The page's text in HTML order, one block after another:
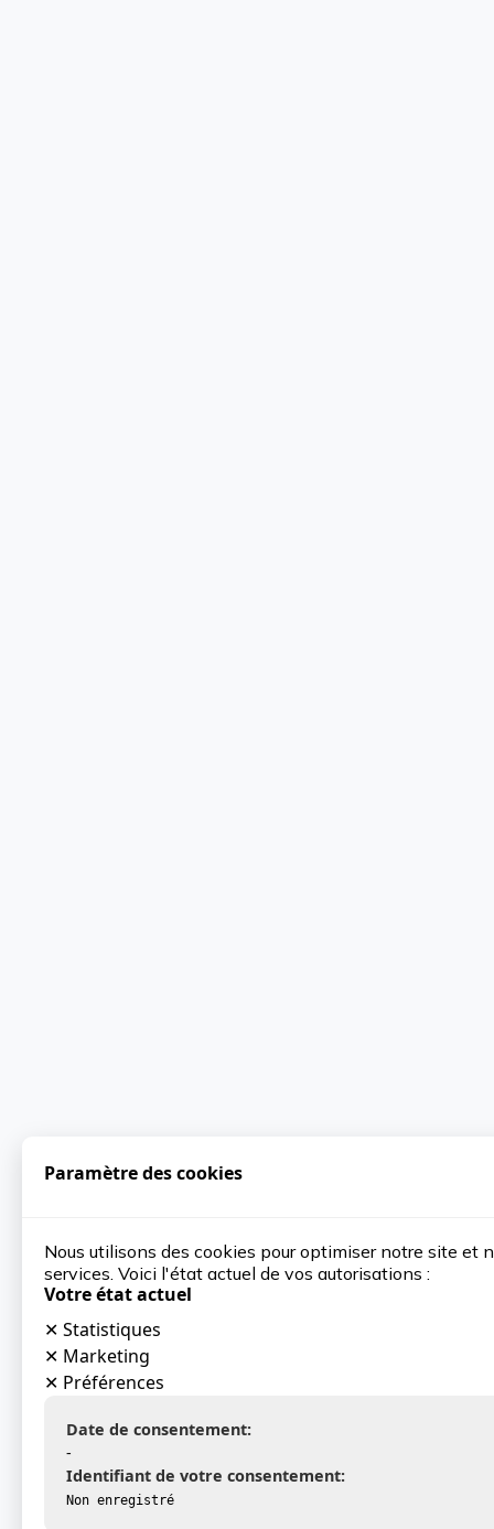
Paramètre des cookies
Nous utilisons des cookies pour optimiser notre site et
services. Voici l'état actuel de vos autorisations :
Votre état actuel
✕ Statistiques
✕ Marketing
✕ Préférences
Date de consentement:
-
Identifiant de votre consentement:
Non enregistré